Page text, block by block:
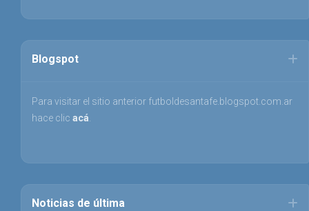
Blogspot
Para visitar el sitio anterior futboldesantafe.blogspot.com.ar
hace clic acá.
Noticias de última